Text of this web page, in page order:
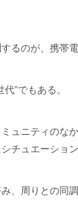
るのが、携帯電
”でもある。
ュニティのな
チュエーション
、周りとの同調